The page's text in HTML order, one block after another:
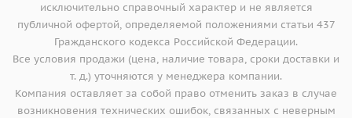
исключительно справочный характер и не является
публичной офертой, определяемой положениями статьи 437
Гражданского кодекса Российской Федерации.
Все условия продажи (цена, наличие товара, сроки доставки и
т. д.) уточняются у менеджера компании.
Компания оставляет за собой право отменить заказ в случае
возникновения технических ошибок, связанных с неверным